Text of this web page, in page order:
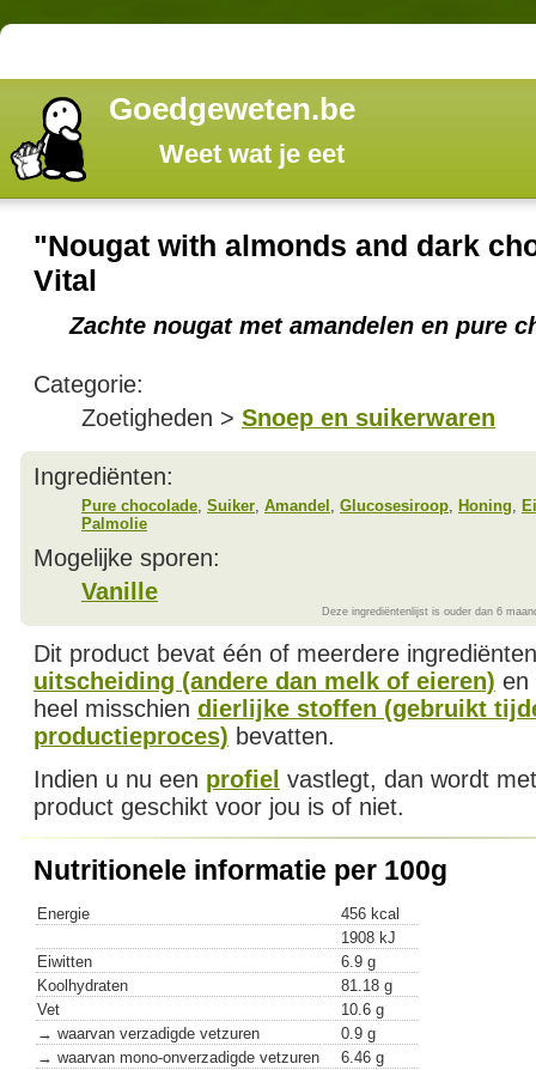
Goedgeweten.be
Weet wat je eet
"Nougat with almonds and dark
Vital
Zachte nougat met amandelen en pure
Categorie:
Zoetigheden > Snoep en suikerwaren
Ingrediënten:
Pure chocolade Suiker Amandel Glucosesiroop Honing
Palmolie
Mogelijke sporen:
Vanille
Deze ingrediëntenlijst is ouder dan 6
Dit product bevat één of meerdere
uitscheiding (andere dan melk of eieren) en
heel misschien dierlijke stoffen (gebruikt
productieproces) bevatten.
Indien u nu een profiel vastlegt, dan wordt
product geschikt voor jou is of niet.
Nutritionele informatie per 100g
Energie
456 kcal
1908 kJ
Eiwitten
6.9 g
Koolhydraten
81.18 g
Vet
10.6 g
→ waarvan verzadigde vetzuren
0.9 g
→ waarvan mono-onverzadigde vetzuren
6.46 g